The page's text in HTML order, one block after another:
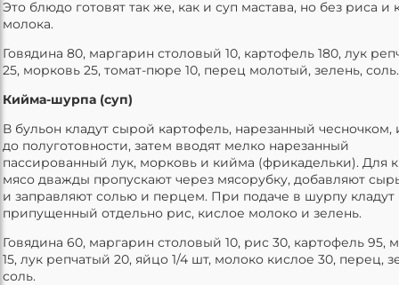
Это блюдо готовят так же, как и суп мастава, но без риса и
молока.
Говядина 80, маргарин столовый 10, картофель 180, лук
25, морковь 25, томат-пюре 10, перец молотый, зелень, соль.
Кийма-шурпа (суп)
В бульон кладут сырой картофель, нарезанный чесночком,
до полуготовности, затем вводят мелко нарезанный
пассированный лук, морковь и кийма (фрикадельки). Для
мясо дважды пропускают через мясорубку, добавляют
и заправляют солью и перцем. При подаче в шурпу кладут
припущенный отдельно рис, кислое молоко и зелень.
Говядина 60, маргарин столовый 10, рис 30, картофель 95,
15, лук репчатый 20, яйцо 1/4 шт, молоко кислое 30, перец,
соль.